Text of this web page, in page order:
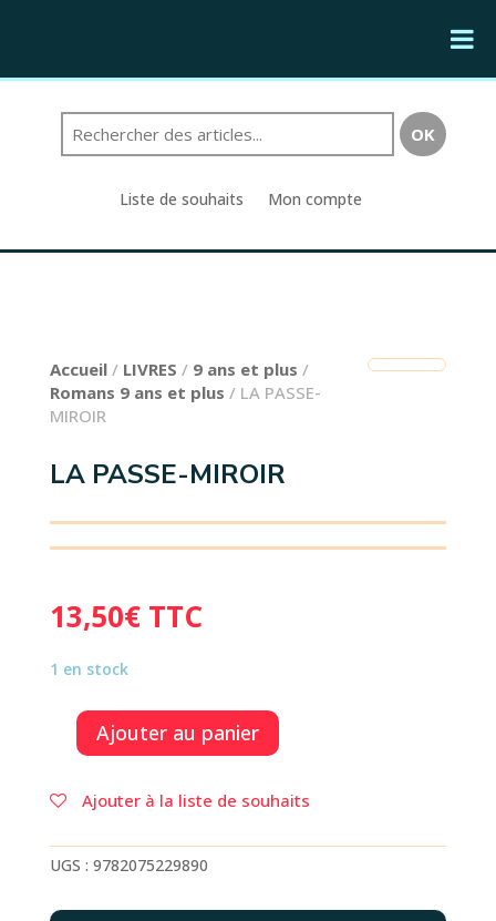
Liste de souhaits Mon compte
Accueil/ LIVRES / 9 ans et plus /
Romans 9 ans et plus / LA PASSE-
MIROIR
LA PASSE-MIROIR
13,50€ TTC
1 en stock
quantité
LA
PASSE-
Ajouter au panier
Ajouter à la liste de souhaits
UGS : 9782075229890